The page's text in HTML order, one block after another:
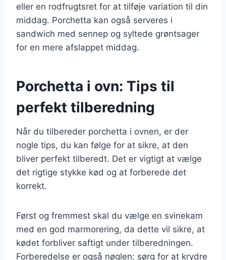
eller en rodfrugtsret for at tilføje variation til din
middag. Porchetta kan også serveres i
sandwich med sennep og syltede grøntsager
for en mere afslappet middag.
Porchetta i ovn: Tips til
perfekt tilberedning
Når du tilbereder porchetta i ovnen, er der
nogle tips, du kan følge for at sikre, at den
bliver perfekt tilberedt. Det er vigtigt at vælge
det rigtige stykke kød og at forberede det
korrekt.
Først og fremmest skal du vælge en svinekam
med en god marmorering, da dette vil sikre, at
kødet forbliver saftigt under tilberedningen.
Forberedelse er også nøglen; sørg for at krydre